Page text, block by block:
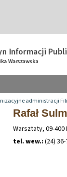
administracji
Rafał
Warsztaty, 09-400
tel. wew.: (24)